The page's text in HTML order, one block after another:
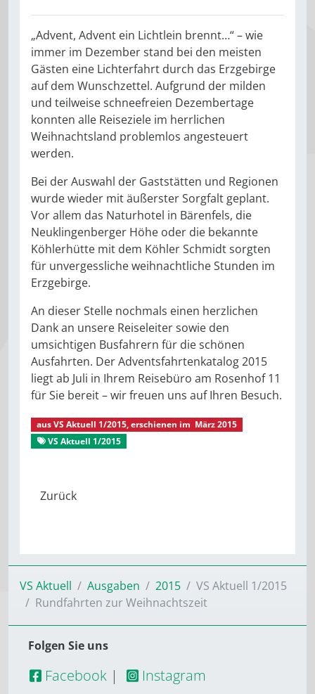
„Advent, Advent ein Lichtlein brennt…“ – wie
immer im Dezember stand bei den meisten
Gästen eine Lichterfahrt durch das Erzgebirge
auf dem Wunschzettel. Aufgrund der milden
und teilweise schneefreien Dezembertage
konnten alle Reiseziele im herrlichen
Weihnachtsland problemlos angesteuert
werden.
Bei der Auswahl der Gaststätten und Regionen
wurde wieder mit äußerster Sorgfalt geplant.
Vor allem das Naturhotel in Bärenfels, die
Neuklingenberger Höhe oder die bekannte
Köhlerhütte mit dem Köhler Schmidt sorgten
für unvergessliche weihnachtliche Stunden im
Erzgebirge.
An dieser Stelle nochmals einen herzlichen
Dank an unsere Reiseleiter sowie den
umsichtigen Busfahrern für die schönen
Ausfahrten. Der Adventsfahrtenkatalog 2015
liegt ab Juli in Ihrem Reisebüro am Rosenhof 11
für Sie bereit – wir freuen uns auf Ihren Besuch.
ausVS Aktuell 1/2015, erschienen im März 2015
VS Aktuell 1/2015
VS Aktuell Ausgaben 2015
VS Aktuell 1/2015
Rundfahrten zur Weihnachtszeit
Folgen Sie uns
Facebook | Instagram